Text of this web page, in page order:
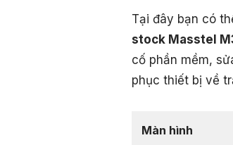
Tại đây bạn có
stock Masstel
cố phần mềm,
phục thiết bị về
Màn hình